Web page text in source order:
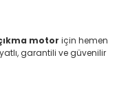
motor için hemen
garantili ve güvenilir